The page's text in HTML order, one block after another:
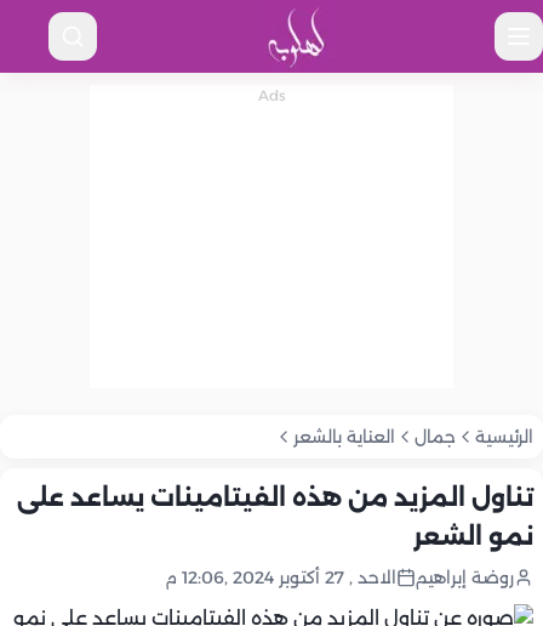
الرئيسية جمال العناية بالشعر
تناول المزيد من هذه الفيتامينات يساعد على
نمو الشعر
روضة إبراهيم الاحد , 27 أكتوبر 2024 ,12:06 م